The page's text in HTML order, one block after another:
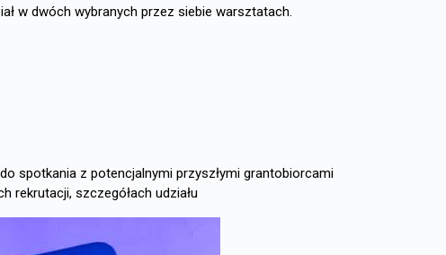
w dwóch wybranych przez siebie warsztatach.
spotkania z potencjalnymi przyszłymi grantobiorcami
rekrutacji, szczegółach udziału